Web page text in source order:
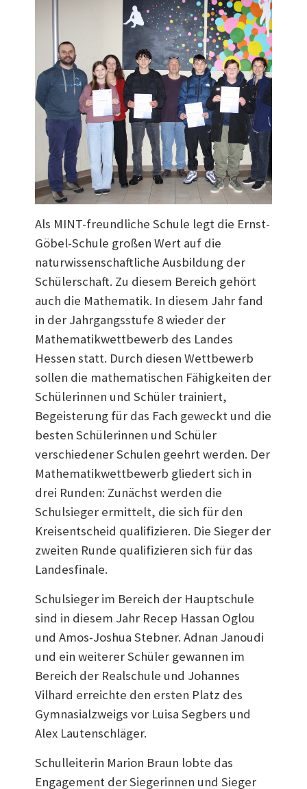
Als MINT-freundliche Schule legt die Ernst-
Göbel-Schule großen Wert auf die
naturwissenschaftliche Ausbildung der
Schülerschaft. Zu diesem Bereich gehört
auch die Mathematik. In diesem Jahr fand
in der Jahrgangsstufe 8 wieder der
Mathematikwettbewerb des Landes
Hessen statt. Durch diesen Wettbewerb
sollen die mathematischen Fähigkeiten der
Schülerinnen und Schüler trainiert,
Begeisterung für das Fach geweckt und die
besten Schülerinnen und Schüler
verschiedener Schulen geehrt werden. Der
Mathematikwettbewerb gliedert sich in
drei Runden: Zunächst werden die
Schulsieger ermittelt, die sich für den
Kreisentscheid qualifizieren. Die Sieger der
zweiten Runde qualifizieren sich für das
Landesfinale.
Schulsieger im Bereich der Hauptschule
sind in diesem Jahr Recep Hassan Oglou
und Amos-Joshua Stebner. Adnan Janoudi
und ein weiterer Schüler gewannen im
Bereich der Realschule und Johannes
Vilhard erreichte den ersten Platz des
Gymnasialzweigs vor Luisa Segbers und
Alex Lautenschläger.
Schulleiterin Marion Braun lobte das
Engagement der Siegerinnen und Sieger